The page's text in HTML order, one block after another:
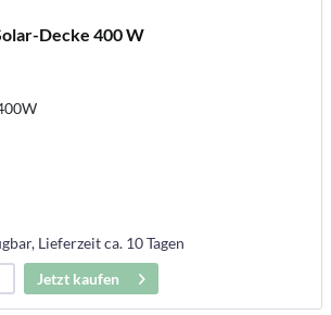
Decke 400 W
Lieferzeit ca. 10 Tagen
Jetzt kaufen